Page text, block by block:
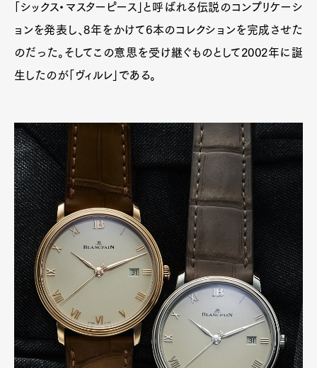
「シックス・マスターピース」と呼ばれる伝説のコンプリケーシ
ョンを発表し、8年をかけて6本のコレクションを完成させた
のだった。そしてこの意思を受け継ぐものとして2002年に誕
生したのが「ヴィルレ」である。